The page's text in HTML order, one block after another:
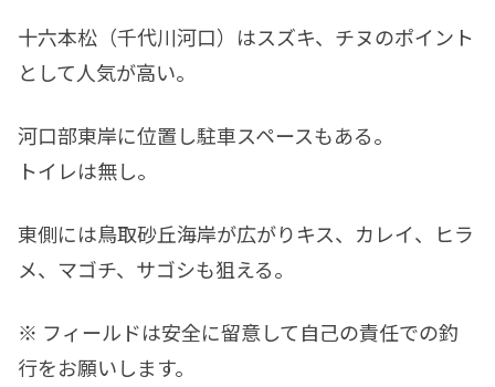
十六本松（千代川河口）はスズキ、チヌのポイント
として人気が高い。
河口部東岸に位置し駐車スペースもある。
トイレは無し。
東側には鳥取砂丘海岸が広がりキス、カレイ、ヒラ
メ、マゴチ、サゴシも狙える。
※ フィールドは安全に留意して自己の責任での釣
行をお願いします。